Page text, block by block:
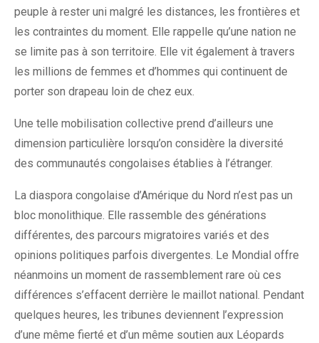
peuple à rester uni malgré les distances, les frontières et
les contraintes du moment. Elle rappelle qu’une nation ne
se limite pas à son territoire. Elle vit également à travers
les millions de femmes et d’hommes qui continuent de
porter son drapeau loin de chez eux.
Une telle mobilisation collective prend d’ailleurs une
dimension particulière lorsqu’on considère la diversité
des communautés congolaises établies à l’étranger.
La diaspora congolaise d’Amérique du Nord n’est pas un
bloc monolithique. Elle rassemble des générations
différentes, des parcours migratoires variés et des
opinions politiques parfois divergentes. Le Mondial offre
néanmoins un moment de rassemblement rare où ces
différences s’effacent derrière le maillot national. Pendant
quelques heures, les tribunes deviennent l’expression
d’une même fierté et d’un même soutien aux Léopards